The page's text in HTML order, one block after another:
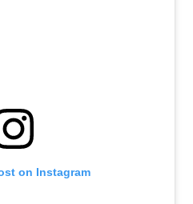
on Instagram